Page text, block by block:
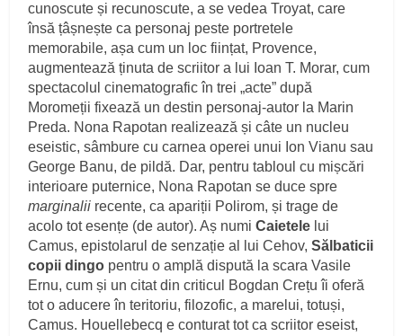
cunoscute și recunoscute, a se vedea Troyat, care
însă țâșnește ca personaj peste portretele
memorabile, așa cum un loc ființat, Provence,
augmentează ținuta de scriitor a lui Ioan T. Morar, cum
spectacolul cinematografic în trei „acte” după
Moromeții fixează un destin personaj-autor la Marin
Preda. Nona Rapotan realizează și câte un nucleu
eseistic, sâmbure cu carnea operei unui Ion Vianu sau
George Banu, de pildă. Dar, pentru tabloul cu mișcări
interioare puternice, Nona Rapotan se duce spre
marginalii recente, ca apariții Polirom, și trage de
acolo tot esențe (de autor). Aș numiCaietele lui
Camus, epistolarul de senzație al lui Cehov,Sălbaticii
copii dingo pentru o amplă dispută la scara Vasile
Ernu, cum și un citat din criticul Bogdan Crețu îi oferă
tot o aducere în teritoriu, filozofic, a marelui, totuși,
Camus. Houellebecq e conturat tot ca scriitor eseist,